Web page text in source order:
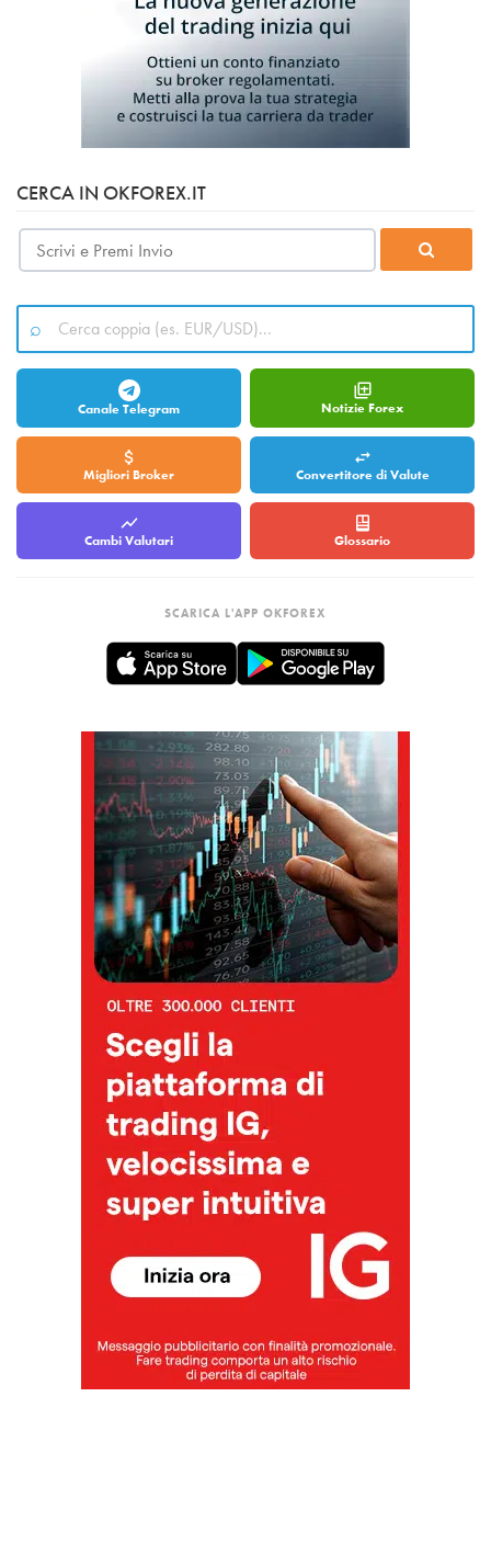
CERCA IN OKFOREX.IT
Canale Telegram Notizie Forex
Migliori Broker Convertitore di Valute
Cambi Valutari Glossario
SCARICA L'APP OKFOREX